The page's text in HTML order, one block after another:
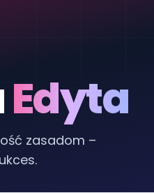
Edyta
zasadom –